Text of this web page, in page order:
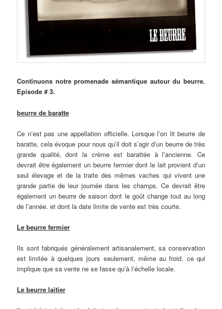
Continuons notre promenade sémantique autour du beurre.
Episode # 3.
beurre de baratte
Ce n’est pas une appellation officielle. Lorsque l’on lit beurre de
baratte, cela évoque pour nous qu’il doit s’agir d’un beurre de très
grande qualité, dont la crème est barattée à l’ancienne. Ce
devrait être également un beurre fermier dont le lait provient d’un
seul élevage et de la traite des mêmes vaches qui vivent une
grande partie de leur journée dans les champs. Ce devrait être
également un beurre de saison dont le goût change tout au long
de l’année. et dont la date limite de vente est très courte.
Le beurre fermier
Ils sont fabriqués généralement artisanalement, sa conservation
est limitée à quelques jours seulement, même au froid, ce qui
implique que sa vente ne se fasse qu’à l’échelle locale.
Le beurre laitier